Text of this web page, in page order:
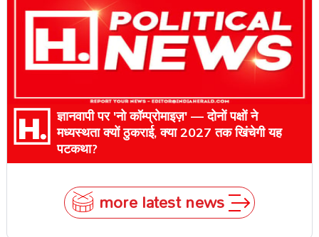
ज्ञानवापी पर 'नो कॉम्प्रोमाइज़' — दोनों पक्षों ने
मध्यस्थता क्यों ठुकराई, क्या 2027 तक खिंचेगी यह
पटकथा?
more latest news